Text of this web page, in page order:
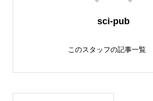
sci-pub
このスタッフの記事一覧